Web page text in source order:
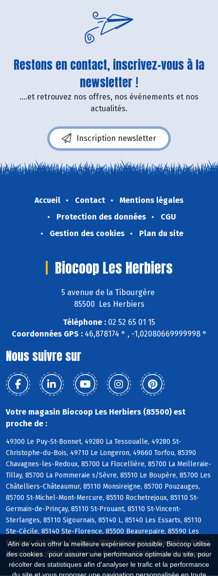
Afin de vous offrir la meilleure expérience possible, Biocoop utilise
des cookies : pour assurer une performance optimale du site, pour
récolter des statistiques afin d'analyser le trafic et la performance
Restons en contact, inscrivez-vous à la
newsletter !
....et retrouvez nos offres, nos événements et nos
actualités.
Inscription newsletter
Accueil Contact
Mentions légales
Protection des données
CGU
Gestion des cookies
Plan du site
Biocoop Les Herbiers
5 avenue de la Tibourgère
85500 Les Herbiers
Téléphone : 02 52 65 01 15
Coordonnées GPS :46,878174 ° , -1,02080669999998 °
Nous suivre sur
Votre magasin Biocoop Les Herbiers (85500) est
proche de :
49300 Le Puy-St-Bonnet, 49280 La Tessoualle, 49280 St-
Christophe-du-Bois, 49710 Le Longeron, 49660 Torfou, 85390
Chavagnes-les-Redoux, 85700 La Flocellière, 85700 La Meilleraie-
Tillay, 85700 La Pommeraie s/Sèvre, 85510 Le Boupère, 85700 Les
Châtelliers-Châteaumur, 85110 Monsireigne, 85700 Pouzauges,
85700 St-Michel-Mont-Mercure, 85510 Rochetrejoux, 85110 St-
Germain-de-Prinçay, 85110 St-Prouant, 85110 St-Vincent-
Sterlanges, 85110 Sigournais, 85140 L, 85140 Les Essarts, 85110
Ste-Cécile, 85140 Ste-Florence, 85500 Beaurepaire, 85590 Les
Epesses, 85500 Les Herbiers, 85500 Mesnard-la-Barotière, 85640
Mouchamps, 85590 St-Mars-la-Réorthe, 85500 St-Paul-en-Pareds